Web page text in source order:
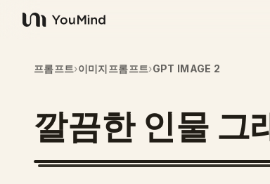
YouMind
프롬프트›이미지프롬프트›GPT IMAGE 2
깔끔한 인물 그